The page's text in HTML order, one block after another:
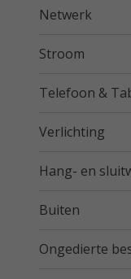
Netwerk
Stroom
Telefoon &
Verlichting
Hang- en
Buiten
Ongedierte